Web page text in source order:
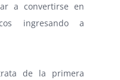
a convertirse en
ingresando a
de la primera